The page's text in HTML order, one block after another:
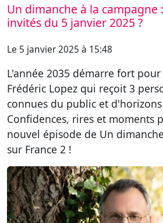
Un dimanche à la campagne
invités du 5 janvier 2025 ?
Le 5 janvier 2025 à 15:48
L'année 2035 démarre fort
Frédéric Lopez qui reçoit 3
connues du public et
Confidences, rires et moments
nouvel épisode de Un
sur France 2 !